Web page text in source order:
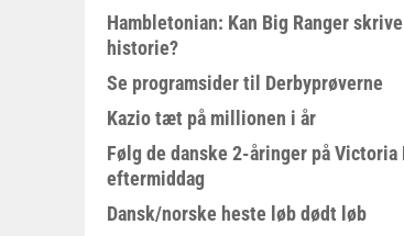
Hambletonian: Kan Big Ranger skrive
historie?
Se programsider til Derbyprøverne
Kazio tæt på millionen i år
Følg de danske 2-åringer på Victoria
eftermiddag
Dansk/norske heste løb dødt løb